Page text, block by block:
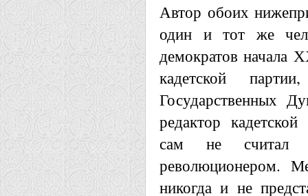
Автор обоих
один и тот же
демократов начала
кадетской
Государственных
редактор
сам не считал
революционером.
никогда и не